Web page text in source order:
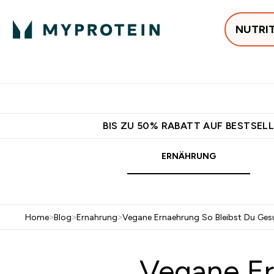
BIS ZU 50% RABATT AUF
ERNÄHRUNG
Home>Blog>Ernahrung>Vegane Ernaehrung So Bleibst Du